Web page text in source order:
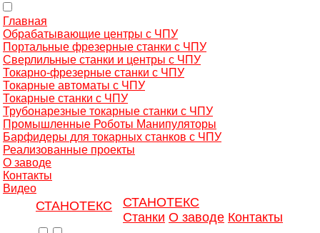
Главная
Обрабатывающие центры с ЧПУ
Портальные фрезерные станки с ЧПУ
Сверлильные станки и центры с ЧПУ
Токарно-фрезерные станки с ЧПУ
Токарные автоматы с ЧПУ
Токарные станки с ЧПУ
Трубонарезные токарные станки с ЧПУ
Промышленные Роботы Манипуляторы
Барфидеры для токарных станков с ЧПУ
Реализованные проекты
О заводе
Контакты
Видео
СТАНОТЕКС
СТАНОТЕКС
Станки О заводе Контакты